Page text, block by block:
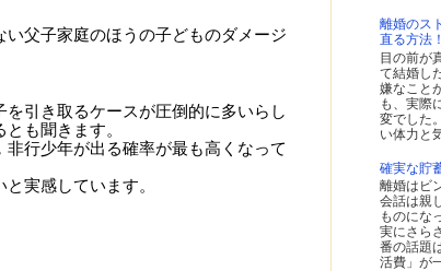
父子家庭のほうの子どものダメージ
引き取るケースが圧倒的に多いらし
も聞きます。
行少年が出る確率が最も高くなって
実感しています。
離婚のス
直る方法！
目の前が
て結婚し
嫌なこと
も、実際
変でした
い体力と
確実な貯
離婚はビ
会話は親
ものにな
実にさら
番の話題
活費」が